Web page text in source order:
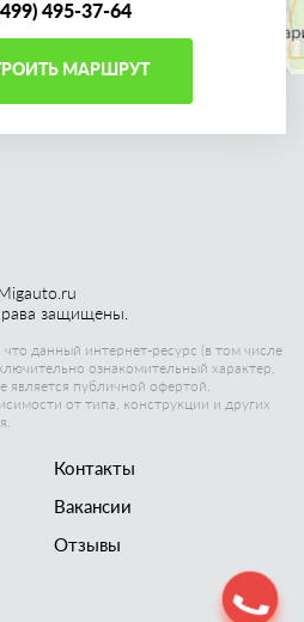
495-37-64
МАРШРУТ
защищены.
данный интернет-ресурс (в том числе
ознакомительный характер,
является публичной офертой.
от типа, конструкции и других
Контакты
Вакансии
Отзывы